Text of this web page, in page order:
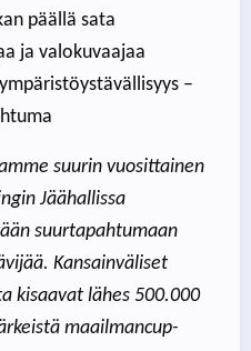
päällä sata
ja valokuvaajaa
–
suurin vuosittainen
Jäähallissa
suurtapahtumaan
Kansainväliset
kisaavat lähes 500.000
maailmancup-